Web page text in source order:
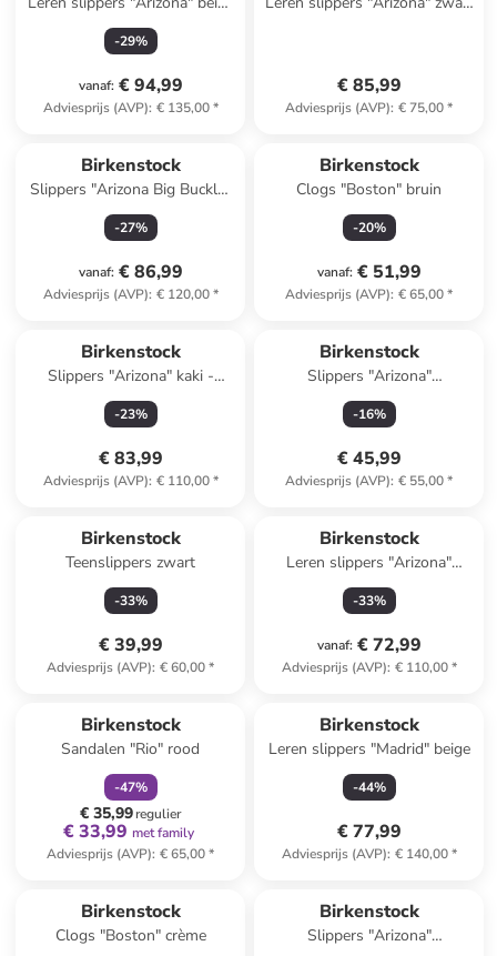
- wijdte N
-29%
vanaf: € 94,99
Adviesprijs (AVP): € 135,00*
€ 85,99
Adviesprijs (AVP): € 75,00*
Birkenstock
Slippers "Arizona Big Buckle"
lichtroze
-27%
vanaf: € 86,99
Adviesprijs (AVP): € 120,00*
Birkenstock
Clogs "Boston" bruin
-20%
vanaf: € 51,99
Adviesprijs (AVP): € 65,00*
Birkenstock
Slippers "Arizona" kaki -
wijdte S
-23%
€ 83,99
Adviesprijs (AVP): € 110,00*
Birkenstock
Slippers "Arizona"
donkerblauw
-16%
€ 45,99
Adviesprijs (AVP): € 55,00*
Birkenstock
Teenslippers zwart
-33%
€ 39,99
Adviesprijs (AVP): € 60,00*
Birkenstock
Leren slippers "Arizona"
donkerbruin - wijdte N
-33%
vanaf: € 72,99
Adviesprijs (AVP): € 110,00*
Birkenstock
Sandalen "Rio" rood
-47%
€ 35,99regulier
€ 33,99 met family
Adviesprijs (AVP): € 65,00*
Birkenstock
Leren slippers "Madrid" beige
-44%
€ 77,99
Adviesprijs (AVP): € 140,00*
Birkenstock
Clogs "Boston" crème
Birkenstock
Slippers "Arizona"